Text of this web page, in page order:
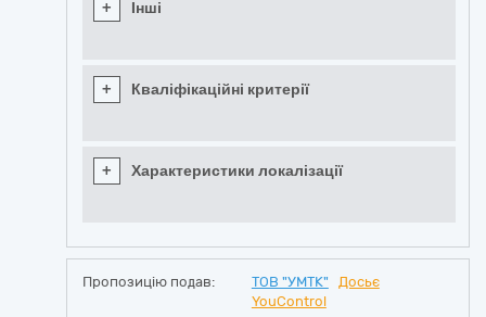
+ Інші
+ Кваліфікаційні критерії
+ Характеристики локалізації
Пропозицію подав: ТОВ "УМТК"
Досьє
YouControl